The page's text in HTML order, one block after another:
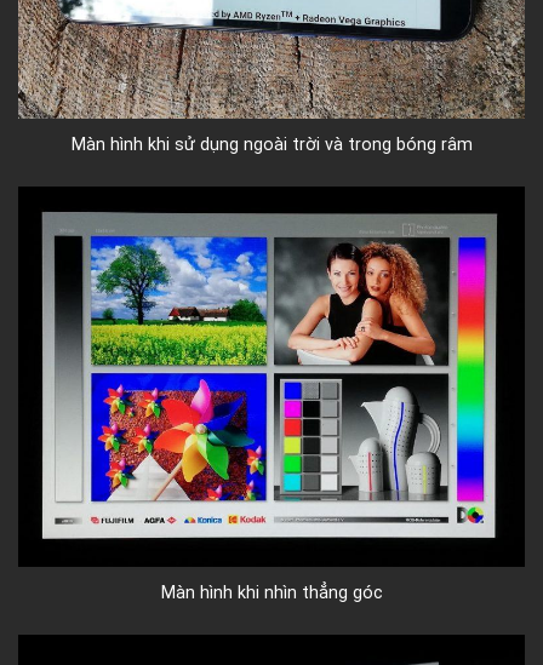
Màn hình khi sử dụng ngoài trời và trong bóng râm
Màn hình khi nhìn thẳng góc